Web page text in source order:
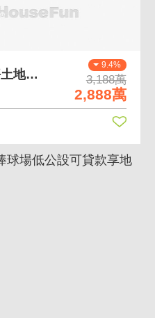
9.4%
3,188萬
2,888萬
慢悠新安百坪土地 百坪土地方正彈性高